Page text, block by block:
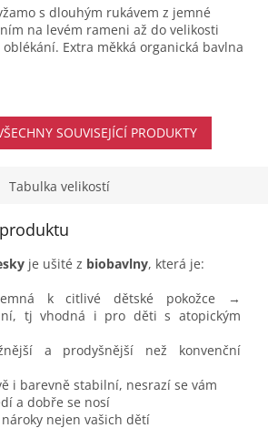
s dlouhým rukávem z jemné
na levém rameni až do velikosti
Extra měkká organická bavlna
SOUVISEJÍCÍ PRODUKTY
Tabulka velikostí
je ušité z biobavlny, která je:
k citlivé dětské pokožce →
tj vhodná i pro děti s atopickým
a prodyšnější než konvenční
i barevně stabilní, nesrazí se vám
a dobře se nosí
nejen vašich dětí